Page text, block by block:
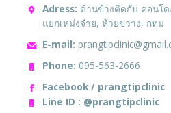
Adress: ด้านข้างติดกับ คอนโ
แยกเหม่งจ๋าย, ห้วยขวาง, กทม
E-mail:
Phone: 095-563-2666
Facebook / prangtipclinic
Line ID : @prangtipclinic